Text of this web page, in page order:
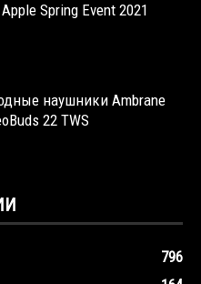
Spring Event 2021
наушники Ambrane
22 TWS
796